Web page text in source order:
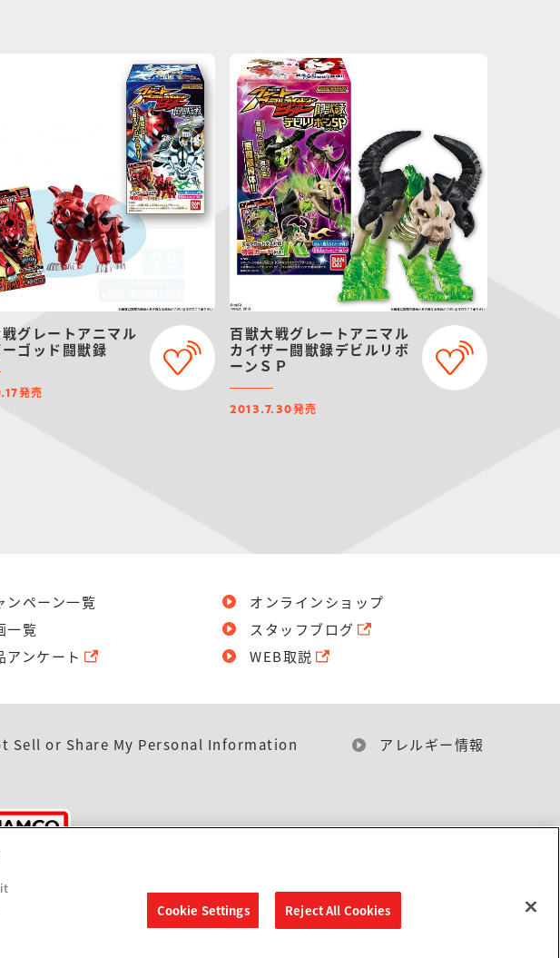
グレートアニマル
ゴッド闘獣録
発売
百獣大戦グレートアニマル
カイザー闘獣録デビルリボ
ーンＳＰ
2013.7.30発売
ンペーン一覧
一覧
アンケート
オンラインショップ
スタッフブログ
WEB取説
Sell or Share My Personal Information アレルギー情報
する
Cookie Settings Reject All Cookies